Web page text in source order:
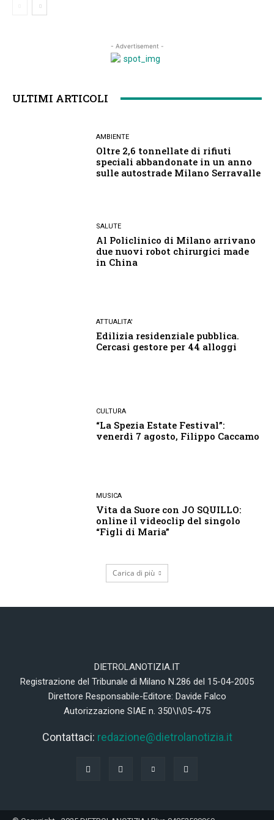
- Advertisement -
ULTIMI ARTICOLI
AMBIENTE
Oltre 2,6 tonnellate di rifiuti
speciali abbandonate in un anno
sulle autostrade Milano Serravalle
SALUTE
Al Policlinico di Milano arrivano
due nuovi robot chirurgici made
in China
ATTUALITA'
Edilizia residenziale pubblica.
Cercasi gestore per 44 alloggi
CULTURA
“La Spezia Estate Festival”:
venerdì 7 agosto, Filippo Caccamo
MUSICA
Vita da Suore con JO SQUILLO:
online il videoclip del singolo
“Figli di Maria”
Carica di più
DIETROLANOTIZIA.IT
Registrazione del Tribunale di Milano N.286 del 15-04-2005
Direttore Responsabile-Editore: Davide Falco
Autorizzazione SIAE n. 350\I\05-475
Contattaci: redazione@dietrolanotizia.it